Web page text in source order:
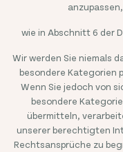
wie in Abschnitt 6 der
Wir werden Sie niemals
besondere Kategorien
Wenn Sie jedoch von
besondere
übermitteln,
unserer berechtigten
Rechtsansprüche zu